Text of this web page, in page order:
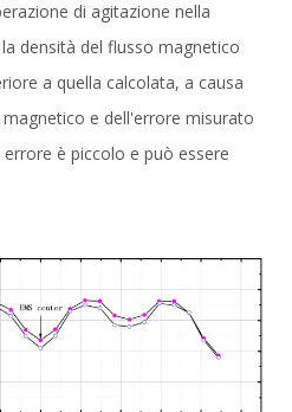
di agitazione nella
densità del flusso magnetico
a quella calcolata, a causa
e dell'errore misurato
è piccolo e può essere